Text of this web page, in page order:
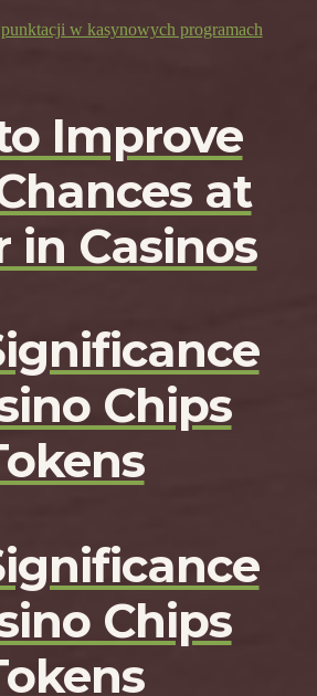
punktacji w kasynowych programach
Improve
at
in Casinos
Chips
Chips